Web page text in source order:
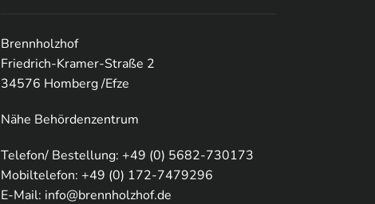
Brennholzhof
Friedrich-Kramer-Straße 2
34576 Homberg /Efze
Nähe Behördenzentrum
Telefon/ Bestellung: +49 (0) 5682-730173
Mobiltelefon: +49 (0) 172-7479296
E-Mail: info@brennholzhof.de